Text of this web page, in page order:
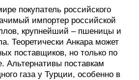
покупатель российского
импортер российской
крупнейший – пшеницы и
Теоретически Анкара может
поставщиков, но только по
Альтернативы поставкам
газа у Турции, особенно в